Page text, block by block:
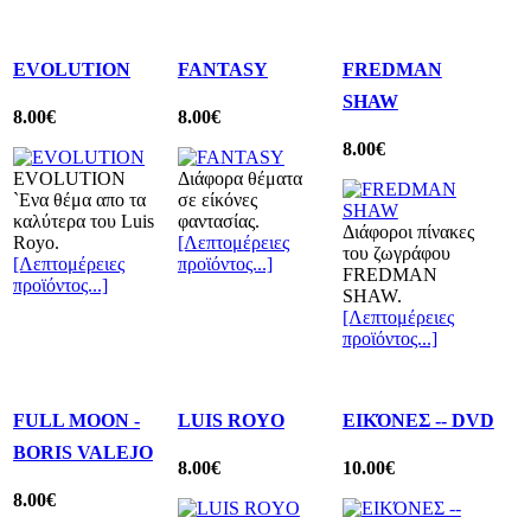
EVOLUTION
8.00€
EVOLUTION
`Eνα θέμα απο τα
καλύτερα του Luis
Royo.
[Λεπτομέρειες
προϊόντος...]
FANTASY
8.00€
Διάφορα θέματα
σε είκόνες
φαντασίας.
[Λεπτομέρειες
προϊόντος...]
FREDMAN
SHAW
8.00€
Διάφοροι πίνακες
του ζωγράφου
FREDMAN
SHAW.
[Λεπτομέρειες
προϊόντος...]
FULL MOON -
BORIS VALEJO
8.00€
LUIS ROYO
8.00€
ΕΙΚΌΝΕΣ -- DVD
10.00€